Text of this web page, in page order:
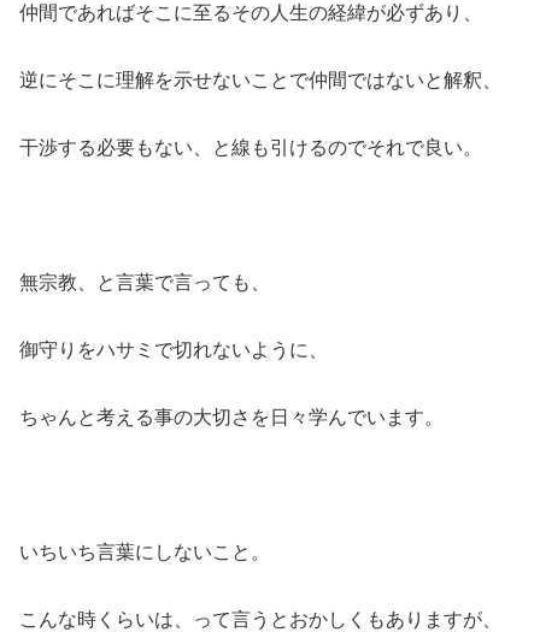
仲間であればそこに至るその人生の経緯が必ずあり、
逆にそこに理解を示せないことで仲間ではないと解釈、
干渉する必要もない、と線も引けるのでそれで良い。
無宗教、と言葉で言っても、
御守りをハサミで切れないように、
ちゃんと考える事の大切さを日々学んでいます。
いちいち言葉にしないこと。
こんな時くらいは、って言うとおかしくもありますが、